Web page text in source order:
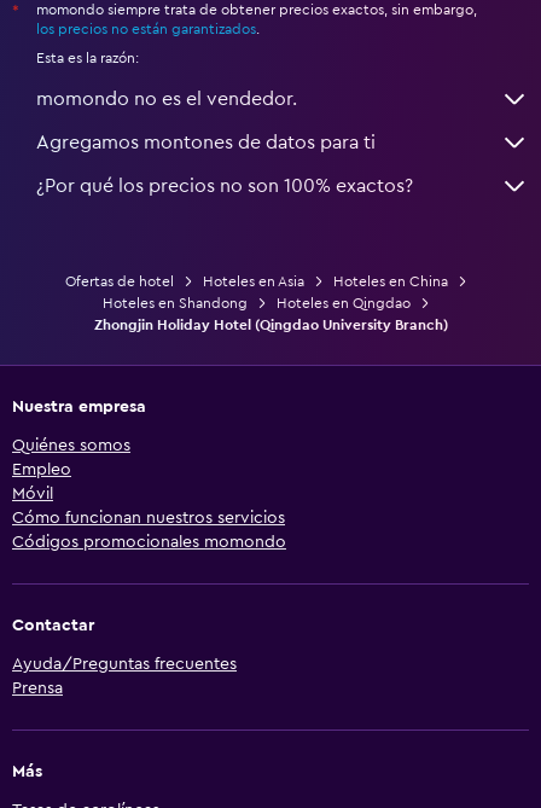
*
momondo siempre trata de obtener precios exactos, sin embargo,
los precios no están garantizados
Esta es la razón:
momondo no es el vendedor.
Agregamos montones de datos para ti
¿Por qué los precios no son 100% exactos?
Ofertas de hotel Hoteles en Asia
Hoteles en China
Hoteles en Shandong
Hoteles en Qingdao
Zhongjin Holiday Hotel (Qingdao University Branch)
Nuestra empresa
Quiénes somos
Empleo
Móvil
Cómo funcionan nuestros servicios
Códigos promocionales momondo
Contactar
Ayuda/Preguntas frecuentes
Prensa
Más